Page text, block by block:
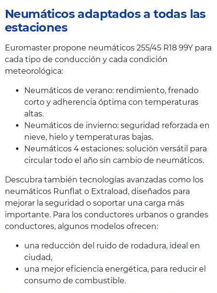
Neumáticos adaptados a todas las
estaciones
Euromaster propone neumáticos 255/45 R18 99Y para
cada tipo de conducción y cada condición
meteorológica:
Neumáticos de verano: rendimiento, frenado
corto y adherencia óptima con temperaturas
altas.
Neumáticos de invierno: seguridad reforzada en
nieve, hielo y temperaturas bajas.
Neumáticos 4 estaciones: solución versátil para
circular todo el año sin cambio de neumáticos.
Descubra también tecnologías avanzadas como los
neumáticos Runflat o Extraload, diseñados para
mejorar la seguridad o soportar una carga más
importante. Para los conductores urbanos o grandes
conductores, algunos modelos ofrecen:
una reducción del ruido de rodadura, ideal en
ciudad,
una mejor eficiencia energética, para reducir el
consumo de combustible.